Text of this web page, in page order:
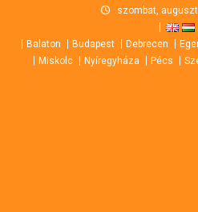
content
szombat,
Balaton Budapest Debrecen
Miskolc
Nyíregyháza Pécs